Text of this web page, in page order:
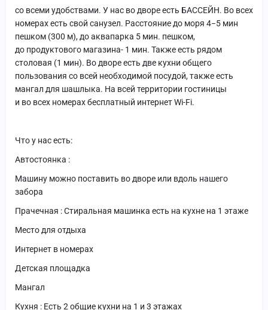
со всеми удобствами. У нас во дворе есть БАССЕЙН. Во всех
номерах есть свой санузел. Расстояние до моря 4−5 мин
пешком (300 м), до аквапарка 5 мин. пешком,
до продуктового магазина- 1 мин. Также есть рядом
столовая (1 мин). Во дворе есть две кухни общего
пользования со всей необходимой посудой, также есть
мангал для шашлыка. На всей территории гостиницы
и во всех номерах бесплатный интернет Wi-Fi.
Что у нас есть:
Автостоянка :
Машину можно поставить во дворе или вдоль нашего
забора
Прачечная : Стиральная машинка есть на кухне на 1 этаже
Место для отдыха
Интернет в номерах
Детская площадка
Мангал
Кухня : Есть 2 общие кухни на 1 и 3 этажах